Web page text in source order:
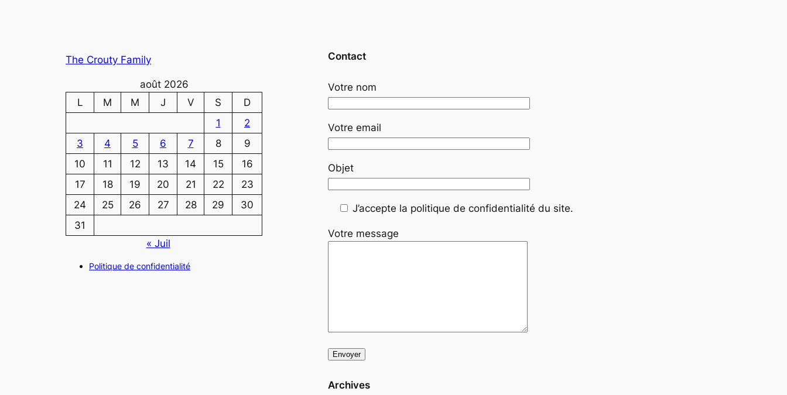
The Crouty Family
août 2026
L
M M J V S
D
1
2
3
4 5 6 7 8
9
10
11 12 13 14 15
16
17
18 19 20 21 22
23
24
25 26 27 28 29
30
31
« Juil
Politique de confidentialité
Contact
Votre nom
Votre email
Objet
J’accepte la politique de confidentialité du site.
Votre message
Archives